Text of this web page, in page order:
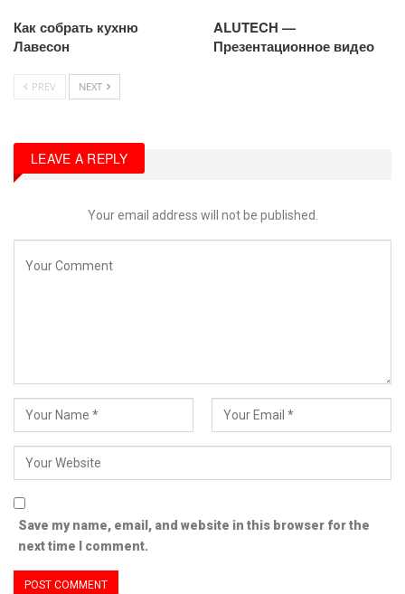
Как собрать кухню
Лавесон
ALUTECH —
Презентационное видео
PREV NEXT
LEAVE A REPLY
Your email address will not be published.
Save my name, email, and website in this browser for the
next time I comment.